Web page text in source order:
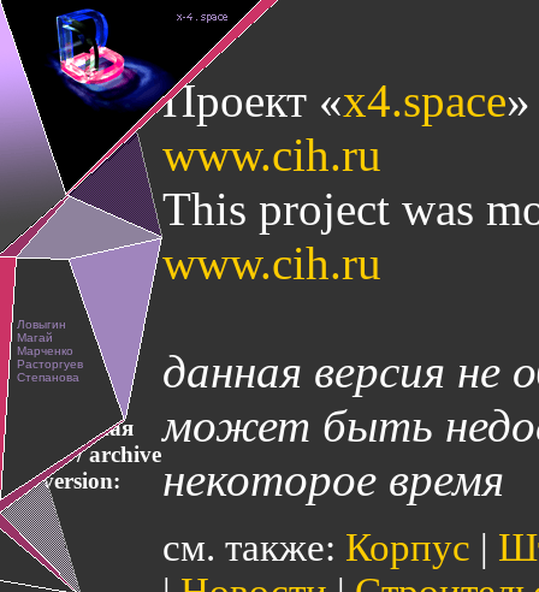
Архивная
версия / archive
version:
Проект «x4.space
www.cih.ru
This project was
www.cih.ru
данная версия не
может быть
некоторое время
см. также: Корпус |